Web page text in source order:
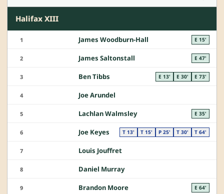
Halifax XIII
1 James Woodburn-Hall E 15'
2 James Saltonstall E 47'
3 Ben Tibbs E 13' E 30' E 73'
4 Joe Arundel
5 Lachlan Walmsley E 35'
6 Joe Keyes T 13' T 15' P 25' T 30' T 64'
7 Louis Jouffret
8 Daniel Murray
9 Brandon Moore E 64'